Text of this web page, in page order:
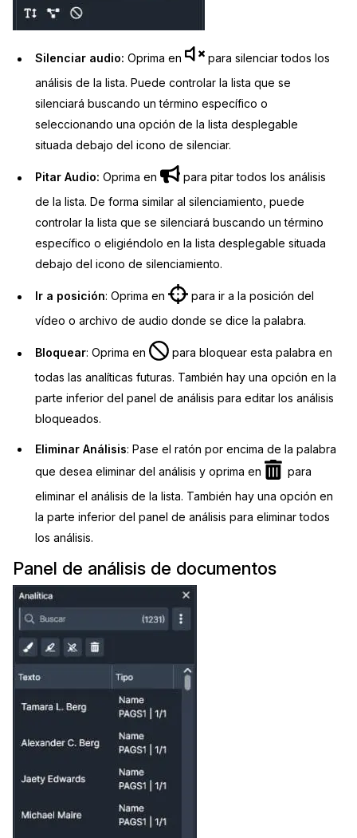
Silenciar audio: Oprima en
para silenciar todos los
análisis de la lista. Puede controlar la lista que se
silenciará buscando un término específico o
seleccionando una opción de la lista desplegable
situada debajo del icono de silenciar.
Pitar Audio: Oprima en
para pitar todos los análisis
de la lista. De forma similar al silenciamiento, puede
controlar la lista que se silenciará buscando un término
específico o eligiéndolo en la lista desplegable situada
debajo del icono de silenciamiento.
Ir a posición: Oprima en
para ir a la posición del
vídeo o archivo de audio donde se dice la palabra.
Bloquear: Oprima en
para bloquear esta palabra en
todas las analíticas futuras. También hay una opción en la
parte inferior del panel de análisis para editar los análisis
bloqueados.
Eliminar Análisis: Pase el ratón por encima de la palabra
que desea eliminar del análisis y oprima en
para
eliminar el análisis de la lista. También hay una opción en
la parte inferior del panel de análisis para eliminar todos
los análisis.
Panel de análisis de documentos